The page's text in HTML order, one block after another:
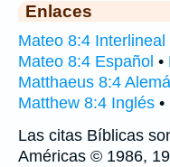
Enlaces
Mateo 8:4 Interlineal
Mateo 8:4 Español •
Matthaeus 8:4
Matthew 8:4 Inglés •
Las citas Bíblicas
Américas © 1986,